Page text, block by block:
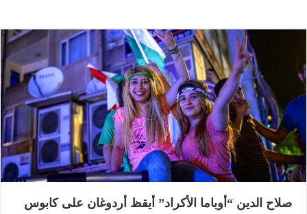
صلاح الدين “أوباما الأكراد” أيقظ أردوغان على كابوس